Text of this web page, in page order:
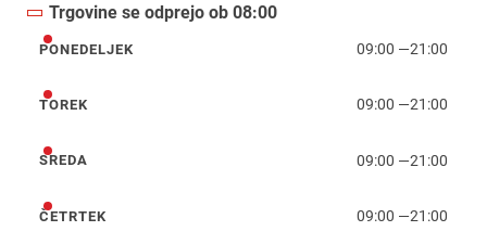
Trgovine se odprejo ob 08:00
ponedeljek
PONEDELJEK 09:00 —21:00
torek
TOREK 09:00 —21:00
sreda
SREDA 09:00 —21:00
četrtek
ČETRTEK 09:00 —21:00